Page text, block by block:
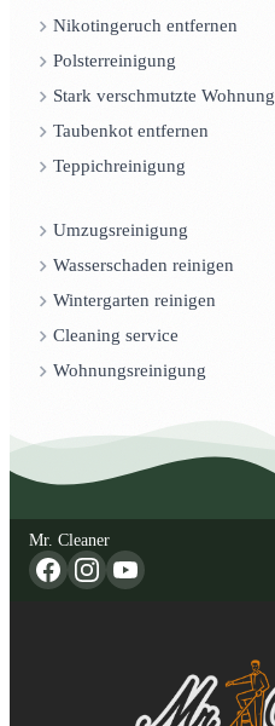
Nikotingeruch entfernen
Polsterreinigung
Stark verschmutzte Wohnung
Taubenkot entfernen
Teppichreinigung
Umzugsreinigung
Wasserschaden reinigen
Wintergarten reinigen
Cleaning service
Wohnungsreinigung
Mr. Cleaner